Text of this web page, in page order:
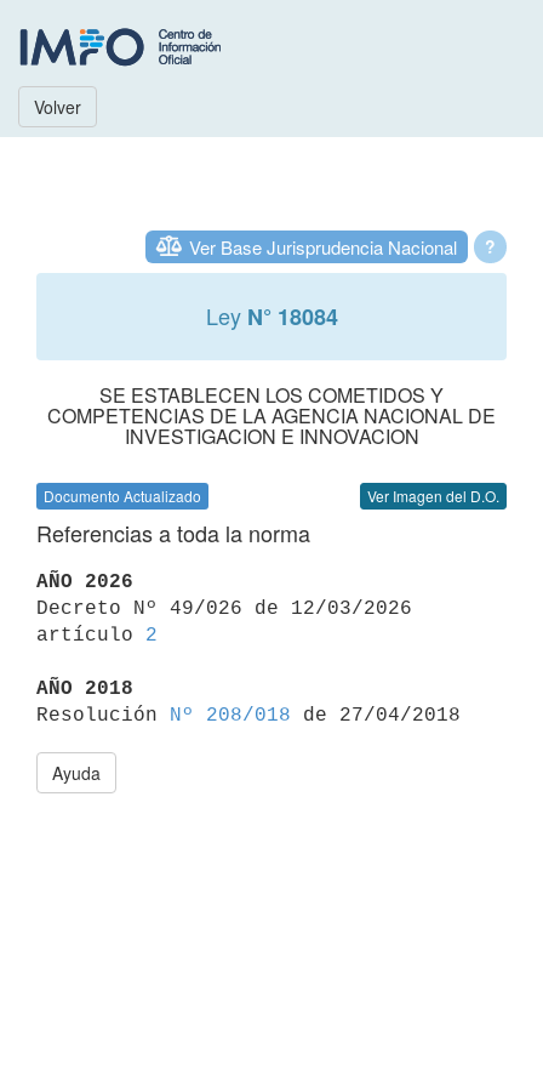
Volver
?
Ver Base Jurisprudencia Nacional
Ley N° 18084
SE ESTABLECEN LOS COMETIDOS Y
COMPETENCIAS DE LA AGENCIA NACIONAL DE
INVESTIGACION E INNOVACION
Documento Actualizado Ver Imagen del D.O.
Referencias a toda la norma
AÑO 2026
Decreto Nº 49/026 de 12/03/2026
artículo 2
AÑO 2018
Resolución
Nº 208/018
Ayuda